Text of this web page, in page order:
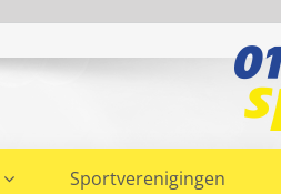
Sportverenigingen